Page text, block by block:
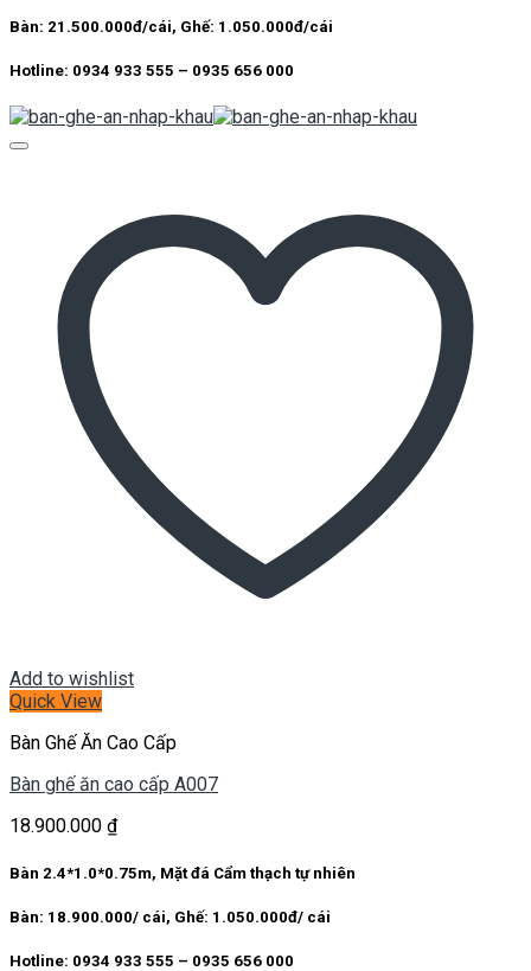
21.500.000 ₫.
Bàn: 21.500.000đ/cái, Ghế: 1.050.000đ/cái
Hotline: 0934 933 555 – 0935 656 000
Add to wishlist
Quick View
Bàn Ghế Ăn Cao Cấp
Bàn ghế ăn cao cấp A007
18.900.000 ₫
Bàn 2.4*1.0*0.75m, Mặt đá Cẩm thạch tự nhiên
Bàn: 18.900.000/ cái, Ghế: 1.050.000đ/ cái
Hotline: 0934 933 555 – 0935 656 000